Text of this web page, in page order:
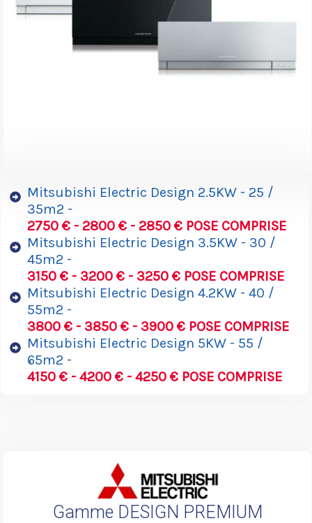
Mitsubishi Electric Design 2.5KW - 25 /
35m2 -
2750 € - 2800 € - 2850 € POSE COMPRISE
Mitsubishi Electric Design 3.5KW - 30 /
45m2 -
3150 € - 3200 € - 3250 € POSE COMPRISE
Mitsubishi Electric Design 4.2KW - 40 /
55m2 -
3800 € - 3850 € - 3900 € POSE COMPRISE
Mitsubishi Electric Design 5KW - 55 /
65m2 -
4150 € - 4200 € - 4250 € POSE COMPRISE
Gamme DESIGN PREMIUM